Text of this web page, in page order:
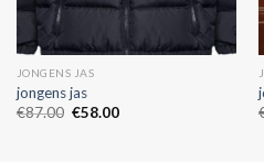
JONGENS JAS
jongens jas
€87.00 €58.00